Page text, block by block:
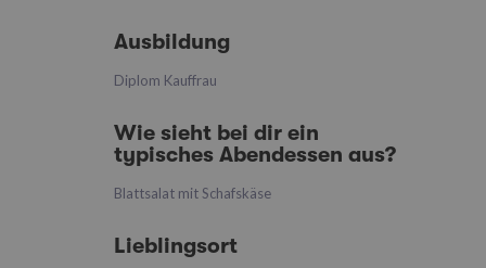
Ausbildung
Diplom Kauffrau
Wie sieht bei dir ein
typisches Abendessen aus?
Blattsalat mit Schafskäse
Lieblingsort